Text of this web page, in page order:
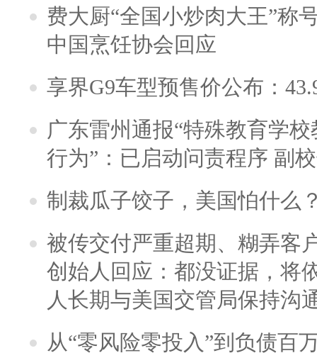
费大厨“全国小炒肉大王”称
中国烹饪协会回应
享界G9车型预售价公布：
广东雷州通报“特殊教育学
行为”：已启动问责程序 副
制裁瓜子饺子，美国怕什么
被传交付严重超期、糊弄客
创始人回应：都没证据，将
人长期与美国交管局保持沟
从“零风险零投入”到负债百